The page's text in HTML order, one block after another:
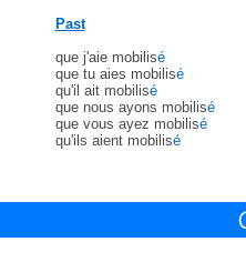
Past
que j'aie mobilisé
que tu aies mobilisé
qu'il ait mobilisé
que nous ayons mobilisé
que vous ayez mobilisé
qu'ils aient mobilisé